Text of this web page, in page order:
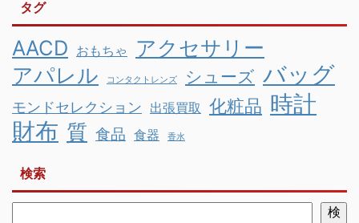
タグ
AACD おもちゃ
アクセサリー
アパレル
コンタクトレンズ シューズ バッグ
モンドセレクション 出張買取 化粧品 時計
財布 質 食品 食器 香水
検索
検